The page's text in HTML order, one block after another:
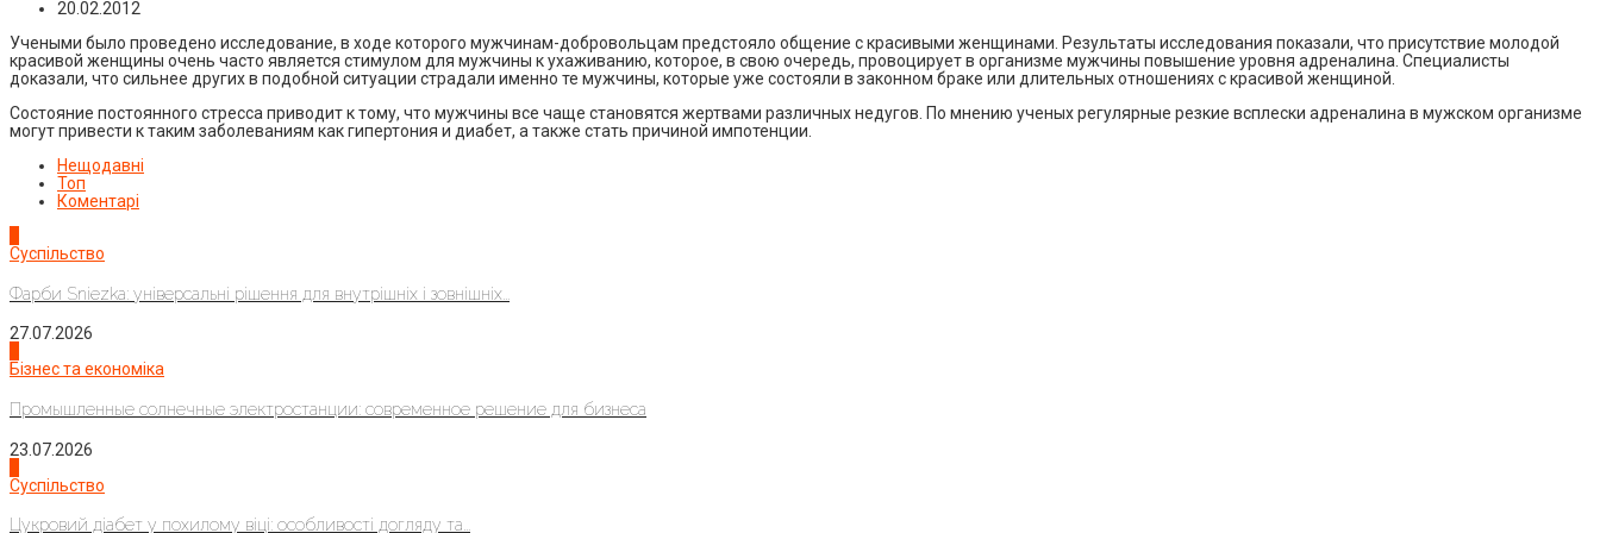
20.02.2012
Учеными было проведено исследование, в ходе которого мужчинам-добровольцам предстояло общение с красивыми женщинами. Результаты исследования показали, что присутствие молодой
красивой женщины очень часто является стимулом для мужчины к ухаживанию, которое, в свою очередь, провоцирует в организме мужчины повышение уровня адреналина. Специалисты
доказали, что сильнее других в подобной ситуации страдали именно те мужчины, которые уже состояли в законном браке или длительных отношениях с красивой женщиной.
Состояние постоянного стресса приводит к тому, что мужчины все чаще становятся жертвами различных недугов. По мнению ученых регулярные резкие всплески адреналина в мужском организме
могут привести к таким заболеваниям как гипертония и диабет, а также стать причиной импотенции.
Нещодавні
Топ
Коментарі
Суспільство
Фарби Sniezka: універсальні рішення для внутрішніх і зовнішніх...
27.07.2026
Бізнес та економіка
Промышленные солнечные электростанции: современное решение для бизнеса
23.07.2026
Суспільство
Цукровий діабет у похилому віці: особливості догляду та...